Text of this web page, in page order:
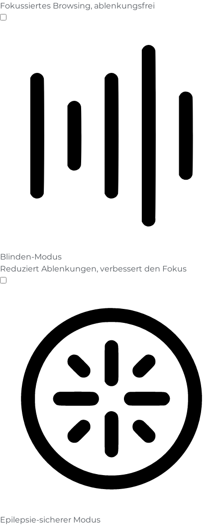
Fokussiertes Browsing, ablenkungsfrei
ADHD-freundlicher Modus
Blinden-Modus
Reduziert Ablenkungen, verbessert den Fokus
Blinden-Modus
Epilepsie-sicherer Modus